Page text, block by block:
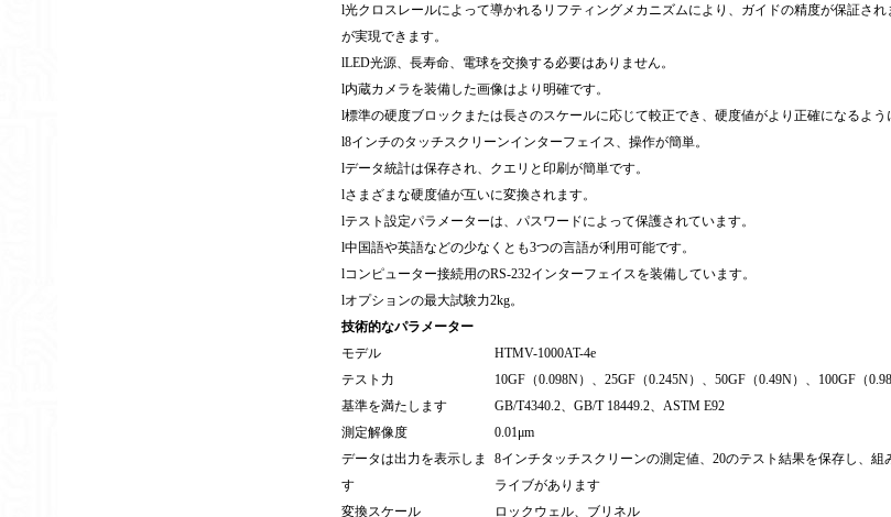
l光クロスレールによって導かれるリフティングメカニズムにより、ガイドの精度が保証さ
が実現できます。
lLED光源、長寿命、電球を交換する必要はありません。
l内蔵カメラを装備した画像はより明確です。
l標準の硬度ブロックまたは長さのスケールに応じて較正でき、硬度値がより正確になるよ
l8インチのタッチスクリーンインターフェイス、操作が簡単。
lデータ統計は保存され、クエリと印刷が簡単です。
lさまざまな硬度値が互いに変換されます。
lテスト設定パラメーターは、パスワードによって保護されています。
l中国語や英語などの少なくとも3つの言語が利用可能です。
lコンピューター接続用のRS-232インターフェイスを装備しています。
lオプションの最大試験力2kg。
技術的なパラメーター
モデル
HTMV-1000AT-4e
テスト力
10GF（0.098N）、25GF（0.245N）、50GF（0.49N）、100GF（
基準を満たします
GB/T4340.2、GB/T 18449.2、ASTM E92
測定解像度
0.01μm
データは出力を表示しま
す
8インチタッチスクリーンの測定値、20のテスト結果を保存し、
ライブがあります
変換スケール
ロックウェル、ブリネル